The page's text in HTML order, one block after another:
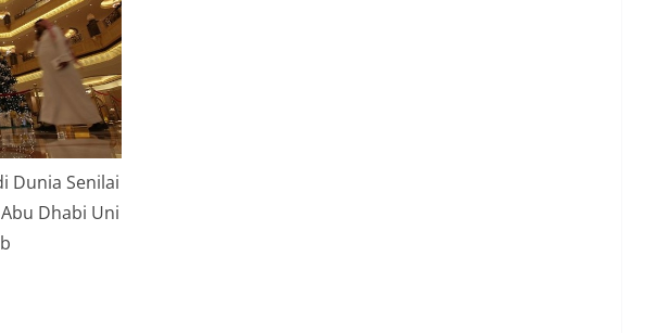
Dunia Senilai
Dhabi Uni